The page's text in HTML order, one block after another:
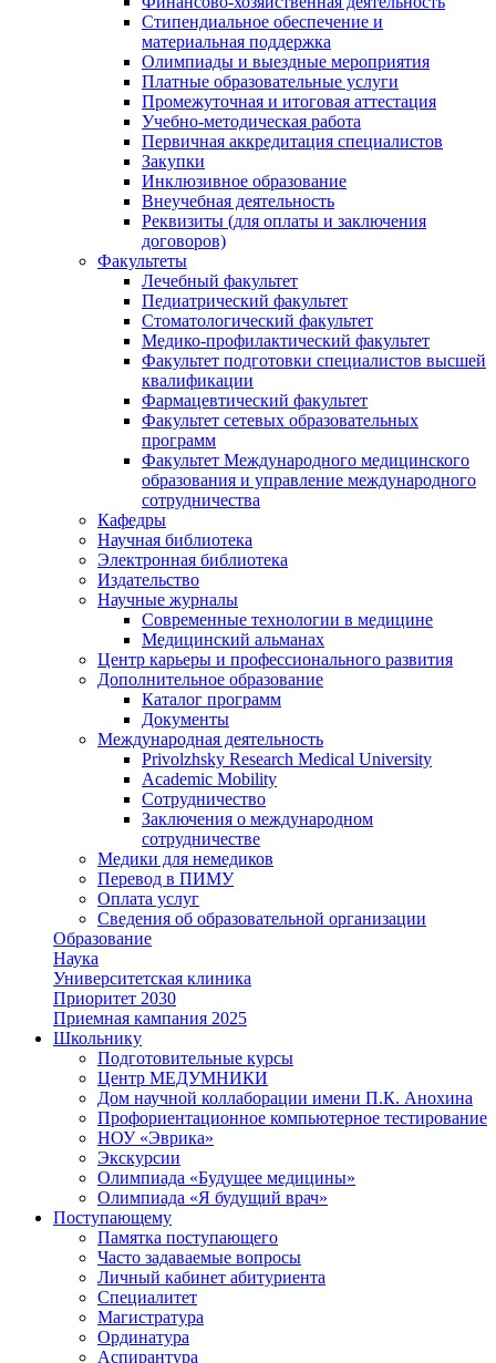
Стипендиальное обеспечение и
материальная поддержка
Олимпиады и выездные мероприятия
Платные образовательные услуги
Промежуточная и итоговая аттестация
Учебно-методическая работа
Первичная аккредитация специалистов
Закупки
Инклюзивное образование
Внеучебная деятельность
Реквизиты (для оплаты и заключения
договоров)
Факультеты
Лечебный факультет
Педиатрический факультет
Стоматологический факультет
Медико-профилактический факультет
Факультет подготовки специалистов высшей
квалификации
Фармацевтический факультет
Факультет сетевых образовательных
программ
Факультет Международного медицинского
образования и управление международного
сотрудничества
Кафедры
Научная библиотека
Электронная библиотека
Издательство
Научные журналы
Современные технологии в медицине
Медицинский альманах
Центр карьеры и профессионального развития
Дополнительное образование
Каталог программ
Документы
Международная деятельность
Privolzhsky Research Medical University
Academic Mobility
Сотрудничество
Заключения о международном
сотрудничестве
Медики для немедиков
Перевод в ПИМУ
Оплата услуг
Сведения об образовательной организации
Образование
Наука
Университетская клиника
Приоритет 2030
Приемная кампания 2025
Школьнику
Подготовительные курсы
Центр МЕДУМНИКИ
Дом научной коллаборации имени П.К. Анохина
Профориентационное компьютерное тестирование
НОУ «Эврика»
Экскурсии
Олимпиада «Будущее медицины»
Олимпиада «Я будущий врач»
Поступающему
Памятка поступающего
Часто задаваемые вопросы
Личный кабинет абитуриента
Специалитет
Магистратура
Ординатура
Аспирантура